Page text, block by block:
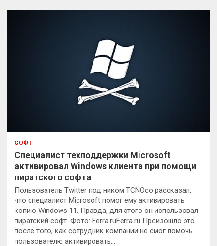
к
СОФТ
Специалист техподдержки Microsoft
активировал Windows клиента при помощи
пиратского софта
Пользователь Twitter под ником TCNOco рассказал,
что специалист Microsoft помог ему активировать
копию Windows 11. Правда, для этого он использовал
пиратский софт. Фото: Ferra.ruFerra.ru Произошло это
после того, как сотрудник компании не смог помочь
пользователю активировать…